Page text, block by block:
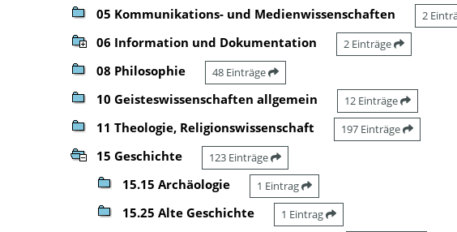
05 Kommunikations- und Medienwissenschaften
2
06 Information und Dokumentation 2 Einträge
08 Philosophie 48 Einträge
10 Geisteswissenschaften allgemein 12 Einträge
11 Theologie, Religionswissenschaft 197 Einträge
15 Geschichte 123 Einträge
15.15 Archäologie 1 Eintrag
15.25 Alte Geschichte 1 Eintrag